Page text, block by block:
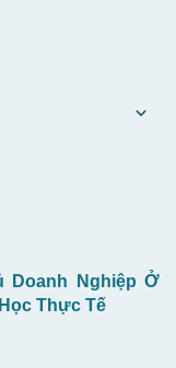
Doanh Nghiệp Ở
Thực Tế